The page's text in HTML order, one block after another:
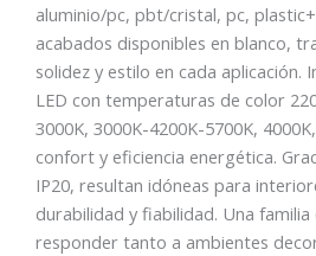
aluminio/pc, pbt/cristal, pc,
acabados disponibles en blanco,
solidez y estilo en cada aplicación.
LED con temperaturas de color
3000K, 3000K-4200K-5700K,
confort y eficiencia energética.
IP20, resultan idóneas para
durabilidad y fiabilidad. Una
responder tanto a ambientes